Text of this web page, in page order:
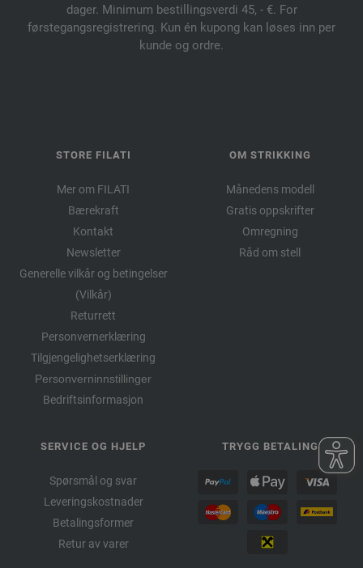
dager. Minimum bestillingsverdi 45, - €. For
førstegangsregistrering. Kun én kupong kan løses inn per
kunde og ordre.
STORE FILATI
Mer om FILATI
Bærekraft
Kontakt
Newsletter
Generelle vilkår og betingelser
(Vilkår)
Returrett
Personvernerklæring
Tilgjengelighetserklæring
Personverninnstillinger
Bedriftsinformasjon
OM STRIKKING
Månedens modell
Gratis oppskrifter
Omregning
Råd om stell
SERVICE OG HJELP
Spørsmål og svar
Leveringskostnader
Betalingsformer
Retur av varer
TRYGG BETALING